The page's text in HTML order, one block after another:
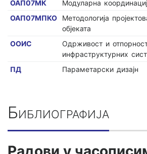
ОАП07МК
Модуларна
ОАП07МПКО
Методологија
објеката
ООИС
Одрживост и
инфраструктурних
ПД
Параметарски дизајн
Библиографија